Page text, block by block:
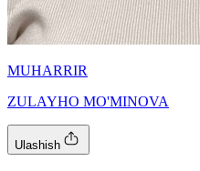
MUHARRIR
ZULAYHO MO'MINOVA
Ulashish